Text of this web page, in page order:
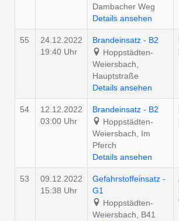
Dambacher Weg
Details ansehen
55
24.12.2022
19:40 Uhr
Brandeinsatz - B2
Hoppstädten-
Weiersbach,
Hauptstraße
Details ansehen
54
12.12.2022
03:00 Uhr
Brandeinsatz - B2
Hoppstädten-
Weiersbach, Im
Pferch
Details ansehen
53
09.12.2022
15:38 Uhr
Gefahrstoffeinsatz -
G1
Hoppstädten-
Weiersbach, B41